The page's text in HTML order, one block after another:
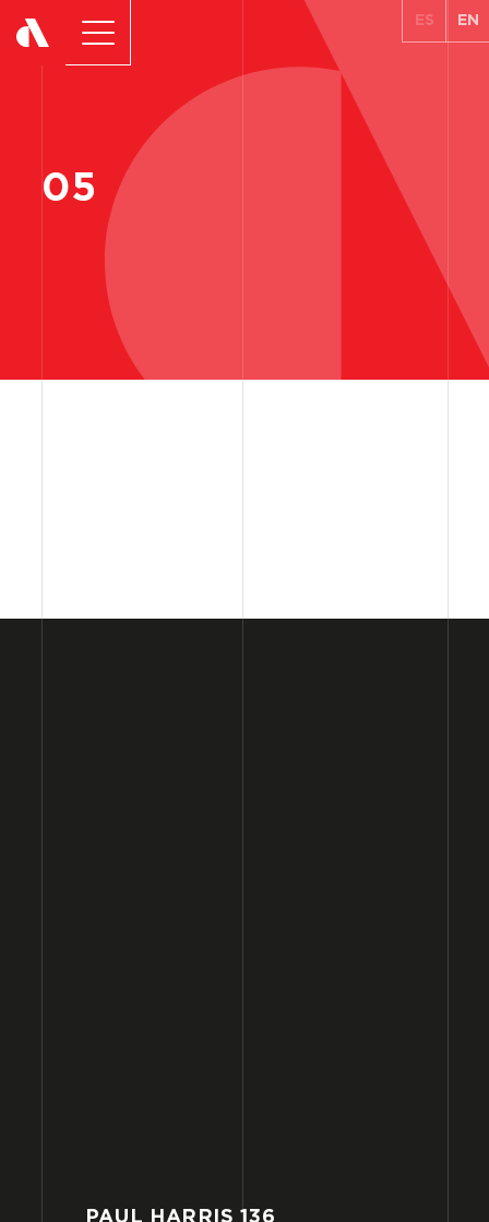
ES EN
05
PAUL HARRIS 136